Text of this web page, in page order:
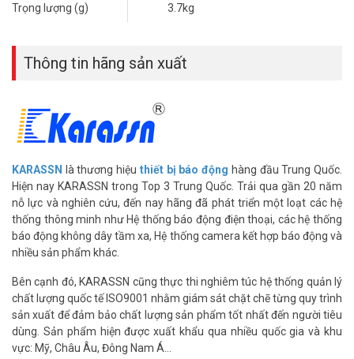
Ưu điểm của SIM 4G
độc lập, không lo mất kết nối khi WiFi yếu. Tốc độ truyền tín hiệu
nhanh, phù hợp cho khu vực nông thôn hoặc vùng tín hiệu WiFi
Bảo mật và độ bền
Hệ thống mã hóa tiên tiến ngăn chặn kẻ gian vô hiệu hóa thiết bị.
mất điện. Thiết bị hoạt động ổn định ở nhiệt độ -10°C đến +55°C.
Dễ sử dụng cho mọi đối tượng
Giao diện bàn phím LCD thân thiện, phù hợp với người lớn tuổi hoặc
không rành công nghệ. Hướng dẫn cài đặt báo động KARASSN KS-
mọi gia đình Việt.
Ứng dụng thực tế của báo động KARASSN
KS-858G-4G
Trọng lượng (g) 3.7kg
Thông tin hãng sản xuất
KARASSN là thương hiệu thiết bị báo động hàng đầu Trung Quốc.
Hiện nay KARASSN trong Top 3 Trung Quốc. Trải qua gần 20 năm
nỗ lực và nghiên cứu, đến nay hãng đã phát triển một loạt các hệ
thống thông minh như Hệ thống báo động điện thoại, các hệ thống
báo động không dây tầm xa, Hệ thống camera kết hợp báo động và
nhiều sản phẩm khác.
Bên cạnh đó, KARASSN cũng thực thi nghiêm túc hệ thống quản lý
chất lượng quốc tế ISO9001 nhằm giám sát chặt chẽ từng quy trình
sản xuất để đảm bảo chất lượng sản phẩm tốt nhất đến người tiêu
dùng. Sản phẩm hiện được xuất khẩu qua nhiều quốc gia và khu
vực: Mỹ, Châu Âu, Đông Nam Á…